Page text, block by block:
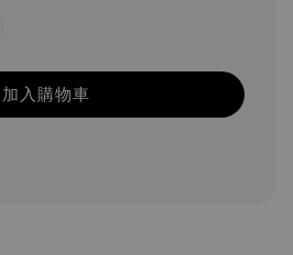
加入購物車